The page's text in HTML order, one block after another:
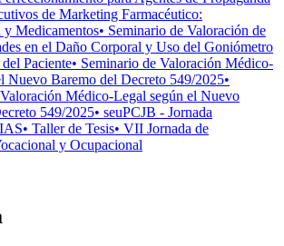
de Marketing Farmacéutico:
Medicamentos• Seminario de Valoración de
en el Daño Corporal y Uso del Goniómetro
Paciente• Seminario de Valoración Médico-
Nuevo Baremo del Decreto 549/2025•
Médico-Legal según el Nuevo
549/2025• seuPCJB - Jornada
• Taller de Tesis• VII Jornada de
y Ocupacional